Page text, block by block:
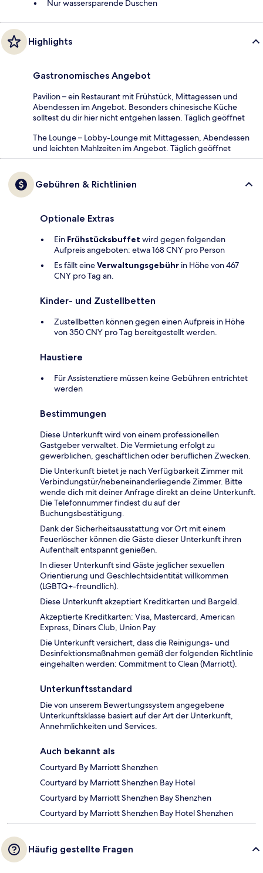
Nur wassersparende Duschen
Highlights
Gastronomisches Angebot
Pavilion – ein Restaurant mit Frühstück, Mittagessen und
Abendessen im Angebot. Besonders chinesische Küche
solltest du dir hier nicht entgehen lassen. Täglich geöffnet
The Lounge – Lobby-Lounge mit Mittagessen, Abendessen
und leichten Mahlzeiten im Angebot. Täglich geöffnet
Gebühren & Richtlinien
Optionale Extras
Ein Frühstücksbuffet wird gegen folgenden
Aufpreis angeboten: etwa 168 CNY pro Person
Es fällt eineVerwaltungsgebühr in Höhe von 467
CNY pro Tag an.
Kinder- und Zustellbetten
Zustellbetten können gegen einen Aufpreis in Höhe
von 350 CNY pro Tag bereitgestellt werden.
Haustiere
Für Assistenztiere müssen keine Gebühren entrichtet
werden
Bestimmungen
Diese Unterkunft wird von einem professionellen
Gastgeber verwaltet. Die Vermietung erfolgt zu
gewerblichen, geschäftlichen oder beruflichen Zwecken.
Die Unterkunft bietet je nach Verfügbarkeit Zimmer mit
Verbindungstür/nebeneinanderliegende Zimmer. Bitte
wende dich mit deiner Anfrage direkt an deine Unterkunft.
Die Telefonnummer findest du auf der
Buchungsbestätigung.
Dank der Sicherheitsausstattung vor Ort mit einem
Feuerlöscher können die Gäste dieser Unterkunft ihren
Aufenthalt entspannt genießen.
In dieser Unterkunft sind Gäste jeglicher sexuellen
Orientierung und Geschlechtsidentität willkommen
(LGBTQ+-freundlich).
Diese Unterkunft akzeptiert Kreditkarten und Bargeld.
Akzeptierte Kreditkarten: Visa, Mastercard, American
Express, Diners Club, Union Pay
Die Unterkunft versichert, dass die Reinigungs- und
Desinfektionsmaßnahmen gemäß der folgenden Richtlinie
eingehalten werden: Commitment to Clean (Marriott).
Unterkunftsstandard
Die von unserem Bewertungssystem angegebene
Unterkunftsklasse basiert auf der Art der Unterkunft,
Annehmlichkeiten und Services.
Auch bekannt als
Courtyard By Marriott Shenzhen
Courtyard by Marriott Shenzhen Bay Hotel
Courtyard by Marriott Shenzhen Bay Shenzhen
Courtyard by Marriott Shenzhen Bay Hotel Shenzhen
Häufig gestellte Fragen